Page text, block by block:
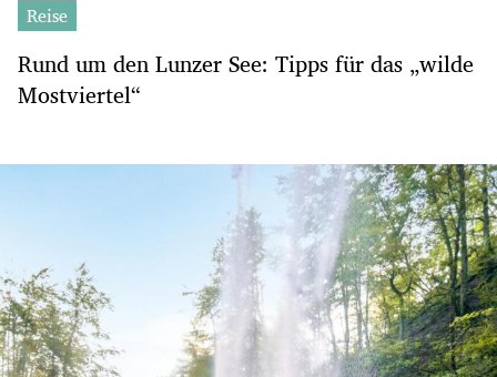
Reise
Rund um den Lunzer See: Tipps für das „wilde
Mostviertel“